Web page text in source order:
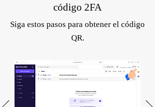
código 2FA
Siga estos pasos para obtener el código
QR.